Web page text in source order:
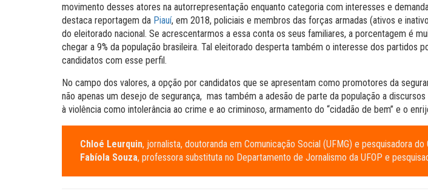
movimento desses atores na autorrepresentação enquanto categoria com interesses e
destaca reportagem da Piauí, em 2018, policiais e membros das forças armadas (ativos e
do eleitorado nacional. Se acrescentarmos a essa conta os seus familiares, a porcentagem é
chegar a 9% da população brasileira. Tal eleitorado desperta também o interesse dos partidos
candidatos com esse perfil.
No campo dos valores, a opção por candidatos que se apresentam como promotores da
não apenas um desejo de segurança, mas também a adesão de parte da população a
à violência como intolerância ao crime e ao criminoso, armamento do “cidadão de bem” e o
Chloé Leurquin, jornalista, doutoranda em Comunicação Social (UFMG) e pesquisadora do
Fabíola Souza, professora substituta no Departamento de Jornalismo da UFOP e